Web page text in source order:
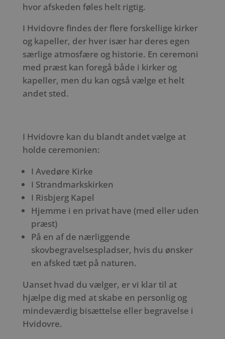
hvor afskeden føles helt rigtig.
I Hvidovre findes der flere forskellige kirker
og kapeller, der hver især har deres egen
særlige atmosfære og historie. En ceremoni
med præst kan foregå både i kirker og
kapeller, men du kan også vælge et helt
andet sted.
I Hvidovre kan du blandt andet vælge at
holde ceremonien:
I Avedøre Kirke
I Strandmarkskirken
I Risbjerg Kapel
Hjemme i en privat have (med eller uden
præst)
På en af de nærliggende
skovbegravelsespladser, hvis du ønsker
en afsked tæt på naturen.
Uanset hvad du vælger, er vi klar til at
hjælpe dig med at skabe en personlig og
mindeværdig bisættelse eller begravelse i
Hvidovre.